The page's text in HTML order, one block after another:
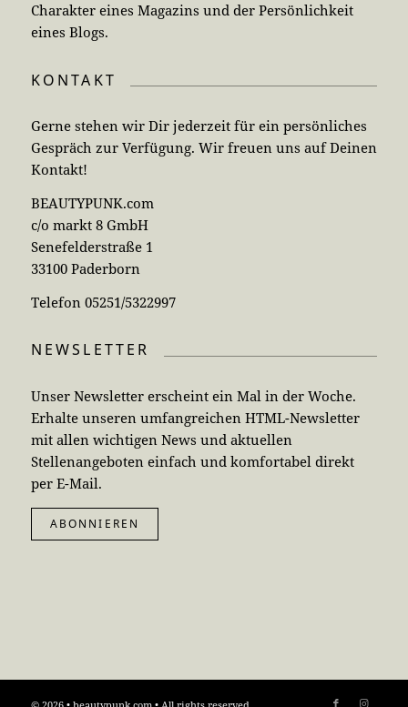
Charakter eines Magazins und der Persönlichkeit
eines Blogs.
KONTAKT
Gerne stehen wir Dir jederzeit für ein persönliches
Gespräch zur Verfügung. Wir freuen uns auf Deinen
Kontakt!
BEAUTYPUNK.com
c/o markt 8 GmbH
Senefelderstraße 1
33100 Paderborn
Telefon 05251/5322997
NEWSLETTER
Unser Newsletter erscheint ein Mal in der Woche.
Erhalte unseren umfangreichen HTML-Newsletter
mit allen wichtigen News und aktuellen
Stellenangeboten einfach und komfortabel direkt
per E-Mail.
ABONNIEREN